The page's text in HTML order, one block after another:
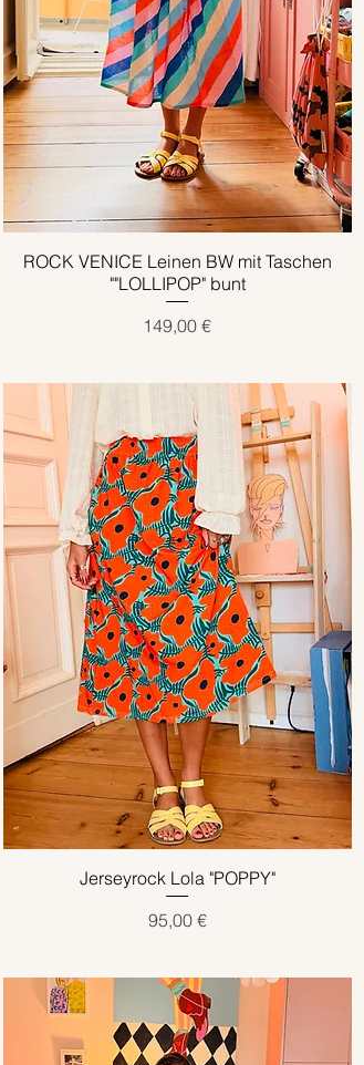
Schnellansicht
ROCK VENICE Leinen BW mit Taschen
""LOLLIPOP" bunt
Preis
149,00 €
Schnellansicht
Jerseyrock Lola "POPPY"
Preis
95,00 €